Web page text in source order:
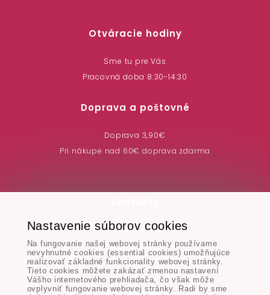
Otváracie hodiny
Sme tu pre Vás
Pracovná doba 8:30-14:30
Doprava a poštovné
Doprava 3,90€
Pri nákupe nad 60€ doprava zdarma
MONAD, s.r.o.
Hodská 345/3,
924 01 Galanta
Tel. & Email:
Nastavenie súborov cookies
Na fungovanie našej webovej stránky používame
nevyhnutné cookies (essential cookies) umožňujúce
realizovať základné funkcionality webovej stránky.
Tieto cookies môžete zakázať zmenou nastavení
Vášho internetového prehliadača, čo však môže
ovplyvniť fungovanie webovej stránky. Radi by sme